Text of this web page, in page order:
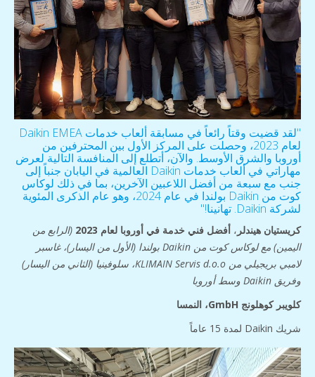
"لقد قضيت وقتاً رائعاً في مسابقة ألعاب خدمات Daikin EMEA
لعام 2023، وحصلت على المركز الأول بين المحترفين من
أوروبا والشرق الأوسط. والآن، أتطلع إلى المنافسة التالية لعرض
مهاراتي في ألعاب خدمات Daikin العالمية في اليابان جنباً إلى
جنب مع سبعة من أفضل اللاعبين الآخرين، بما في ذلك لوكاس
كوت من Daikin بولندا في عام 2024، وهو عام الذكرى المئوية
لشركة Daikin. تهانينا!"
كريستيان هيندلر ، أفضل فني خدمة في أوروبا لعام 2023
(الرابع من
اليمين) مع لوكاس كوت من Daikin بولندا (الأول من اليسار)، غاسبر
لامبي بريجيلي من KLIMAIN Servis d.o.o، سلوفينيا (الثاني من اليسار)
وفريق Daikin وسط أوروبا
كلويبر كوهلونج GmbH، النمسا
شريك Daikin لمدة 15 عاماً